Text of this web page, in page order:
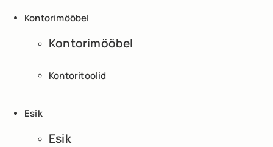
Kontorimööbel
Kontorimööbel
Kontoritoolid
Esik
Esik